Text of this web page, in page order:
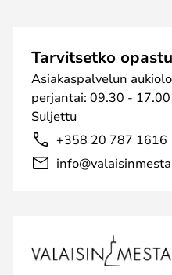
Tarvitsetko
Asiakaspalvelun
perjantai: 09.30 -
Suljettu
+358 20 787 1616